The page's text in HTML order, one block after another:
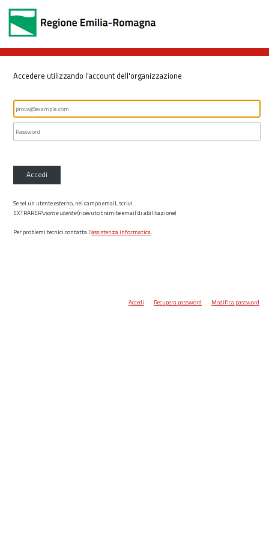
Accedere utilizzando l'account dell'organizzazione
Accedi
Se sei un utente esterno, nel campo email, scrivi
EXTRARER\nome utente(ricevuto tramite email di abilitazione)
Per problemi tecnici contatta l’assistenza informatica.
Accedi Recupera password Modifica password